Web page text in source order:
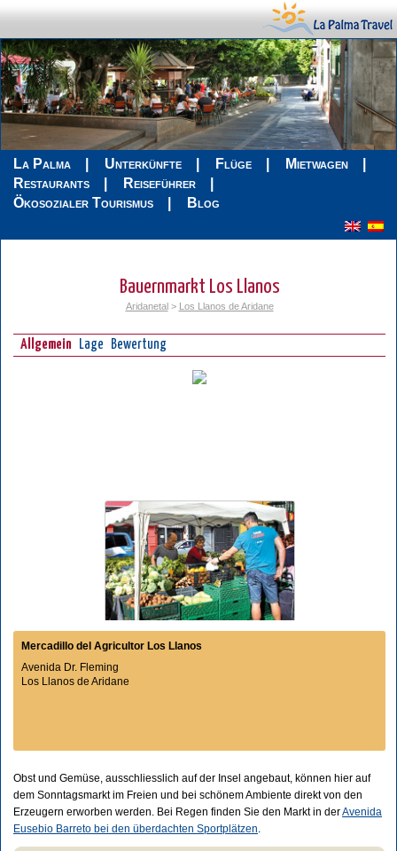
La Palma Unterkünfte Flüge
Mietwagen
Restaurants
Reiseführer
Ökosozialer Tourismus
Blog
Bauernmarkt Los Llanos
Aridanetal> Los Llanos de Aridane
Allgemein Lage Bewertung
Mercadillo del Agricultor Los Llanos
Avenida Dr. Fleming
Los Llanos de Aridane
Obst und Gemüse, ausschliesslich auf der Insel angebaut, können hier auf
dem Sonntagsmarkt im Freien und bei schönem Ambiente direkt von den
Erzeugern erworben werden. Bei Regen finden Sie den Markt in derAvenida
Eusebio Barreto bei den überdachten Sportplätzen.